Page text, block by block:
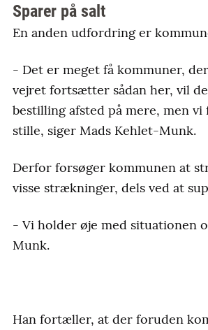
snerydning på alle tider af døgnet,
ved snefald og fygning på fem
Vintervejklasse 3: Lokalveje
veje på landet, samt p-pladser og
tillader det, og kun i tidsrummet
glatføre på fem timer, ved snefald
sneryddes kun undtagelsesvej, og
kun på hverdage fra 7 til 16,
Kilde: Hedensted Kommune
Sparer på salt
En anden udfordring er
- Det er meget få kommuner,
vejret fortsætter sådan her, vil
bestilling afsted på mere, men
stille, siger Mads Kehlet-Munk.
Derfor forsøger kommunen at
visse strækninger, dels ved at
- Vi holder øje med situationen
Munk.
Han fortæller, at der foruden